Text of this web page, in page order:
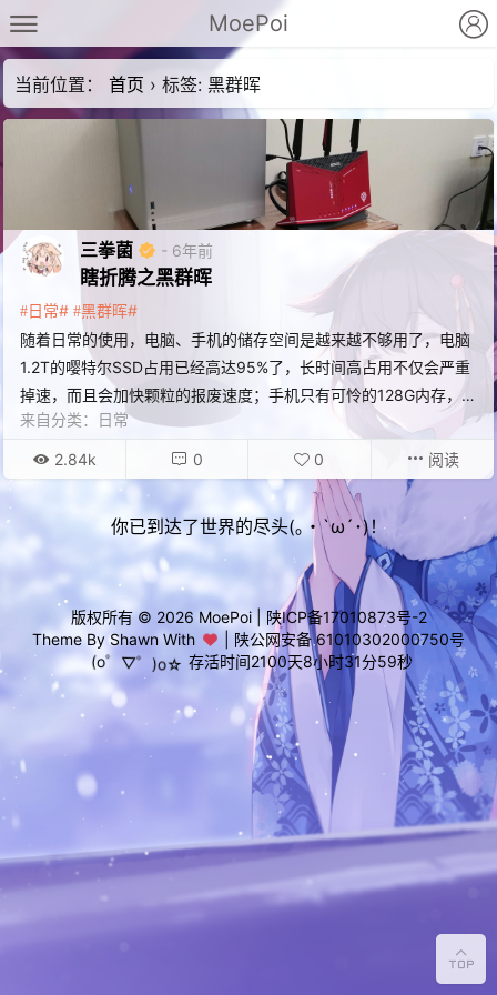
MoePoi
当前位置： 首页 › 标签: 黑群晖
三拳菌 - 6年前
瞎折腾之黑群晖
日常
黑群晖
随着日常的使用，电脑、手机的储存空间是越来越不够用了，电脑
1.2T的嘤特尔SSD占用已经高达95%了，长时间高占用不仅会严重
掉速，而且会加快颗粒的报废速度；手机只有可怜的128G内存，也
塞得满满当当，于是就萌生了搞一台NAS来缓解储存危机的念头。
之前一直在群晖和威联通之间来回考虑，但是老感觉性能不足且价
格高昂，最后决定……
来自分类： 日常
2.84k 0 0 阅读
你已到达了世界的尽头(｡・`ω´･)！
版权所有 © 2026 MoePoi| 陕ICP备17010873号-2
Theme By Shawn With
陕公网安备 61010302000750号
(o゜▽゜)o☆ 存活时间2100天8小时31分59秒